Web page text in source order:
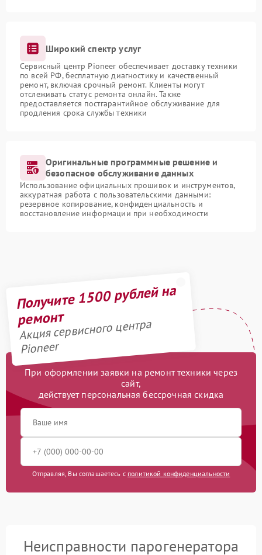
Широкий спектр услуг
Сервисный центр Pioneer обеспечивает доставку техники
по всей РФ, бесплатную диагностику и качественный
ремонт, включая срочный ремонт. Клиенты могут
отслеживать статус ремонта онлайн. Также
предоставляется постгарантийное обслуживание для
продления срока службы техники
Оригинальные программные решение и
безопасное обслуживание данных
Использование официальных прошивок и инструментов,
аккуратная работа с пользовательскими данными:
резервное копирование, конфиденциальность и
восстановление информации при необходимости
Получите 1500 рублей на
ремонт
Акция сервисного центра
Pioneer
При оформлении заявки на ремонт техники через
сайт,
действует персональная бессрочная скидка
Отправляя, Вы соглашаетесь с политикой конфиденциальности
Неисправности парогенератора